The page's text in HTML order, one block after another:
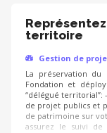
territoire
Gestion de
La préservation du
Fondation et
“délégué territorial”:
de projet publics et
de patrimoine sur
assurez le suivi de